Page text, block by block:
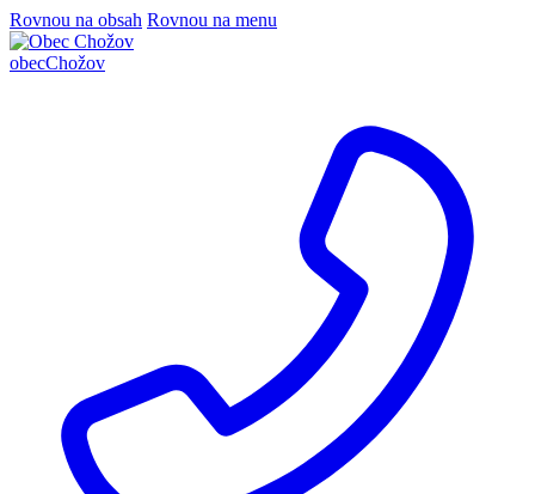
Rovnou na obsah Rovnou na menu
obecChožov